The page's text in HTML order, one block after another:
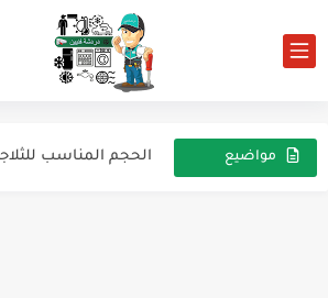
مواضيع
دائرة تبريد لمجمد افقي